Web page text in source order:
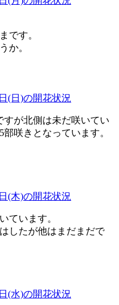
です。
か。
すが北側は未だ咲いてい
咲きとなっています。
ています。
したが他はまだまだで